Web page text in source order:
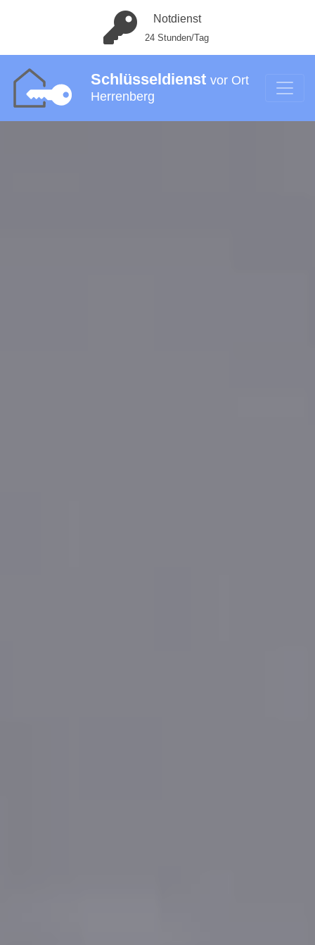
Notdienst
24 Stunden/Tag
Schlüsseldienst vor Ort
Herrenberg